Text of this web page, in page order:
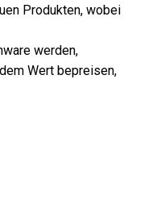
Produkten, wobei
werden,
Wert bepreisen,